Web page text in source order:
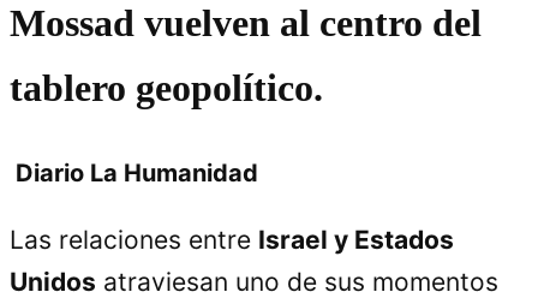
Mossad vuelven al centro del
tablero geopolítico.
Diario La Humanidad
Las relaciones entre Israel y Estados
Unidos atraviesan uno de sus momentos